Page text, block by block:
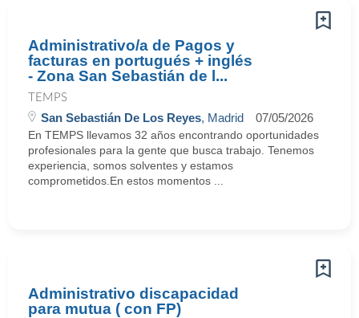
Administrativo/a de Pagos y
facturas en portugués + inglés
- Zona San Sebastián de l...
TEMPS
San Sebastián De Los Reyes, Madrid 07/05/2026
En TEMPS llevamos 32 años encontrando oportunidades
profesionales para la gente que busca trabajo. Tenemos
experiencia, somos solventes y estamos
comprometidos.En estos momentos ...
Administrativo discapacidad
para mutua ( con FP)